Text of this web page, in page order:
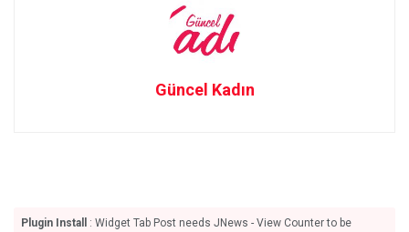
Güncel Kadın
Plugin Install
: Widget Tab Post needs JNews - View Counter to be